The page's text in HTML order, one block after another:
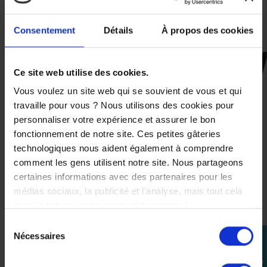
Consentement Détails À propos des cookies
Ce site web utilise des cookies.
Vous voulez un site web qui se souvient de vous et qui
travaille pour vous ? Nous utilisons des cookies pour
personnaliser votre expérience et assurer le bon
fonctionnement de notre site. Ces petites gâteries
technologiques nous aident également à comprendre
comment les gens utilisent notre site. Nous partageons
certaines informations avec des partenaires pour les
médias sociaux, la publicité et l'analyse, mais tout cela
Nécessaires perm_identity
connecter
CES PRODUITS SONT
SUSCEPTIBLES DE VOUS
INTÉRESSER